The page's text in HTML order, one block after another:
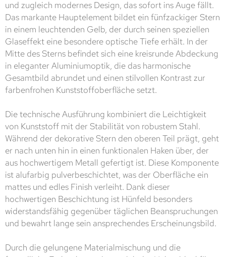
und zugleich modernes Design, das sofort ins Auge fällt.
Das markante Hauptelement bildet ein fünfzackiger Stern
in einem leuchtenden Gelb, der durch seinen speziellen
Glaseffekt eine besondere optische Tiefe erhält. In der
Mitte des Sterns befindet sich eine kreisrunde Abdeckung
in eleganter Aluminiumoptik, die das harmonische
Gesamtbild abrundet und einen stilvollen Kontrast zur
farbenfrohen Kunststoffoberfläche setzt.
Die technische Ausführung kombiniert die Leichtigkeit
von Kunststoff mit der Stabilität von robustem Stahl.
Während der dekorative Stern den oberen Teil prägt, geht
er nach unten hin in einen funktionalen Haken über, der
aus hochwertigem Metall gefertigt ist. Diese Komponente
ist alufarbig pulverbeschichtet, was der Oberfläche ein
mattes und edles Finish verleiht. Dank dieser
hochwertigen Beschichtung ist Hünfeld besonders
widerstandsfähig gegenüber täglichen Beanspruchungen
und bewahrt lange sein ansprechendes Erscheinungsbild.
Durch die gelungene Materialmischung und die